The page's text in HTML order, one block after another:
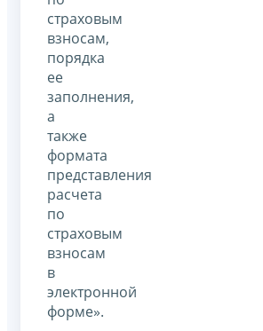
страховым
взносам,
порядка
ее
заполнения,
а
также
формата
представления
расчета
по
страховым
взносам
в
электронной
форме».